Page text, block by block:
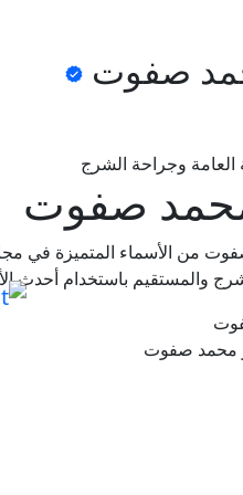
صفوت
وجراحة الشرج
صفوت
من الأسماء المتميزة في
والمستقيم باستخدام أحدث
محمد صفوت